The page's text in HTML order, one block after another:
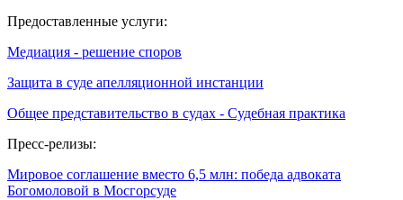
Предоставленные услуги:
Медиация - решение споров
Защита в суде апелляционной инстанции
Общее представительство в судах - Судебная практика
Пресс-релизы:
Мировое соглашение вместо 6,5 млн: победа адвоката
Богомоловой в Мосгорсуде